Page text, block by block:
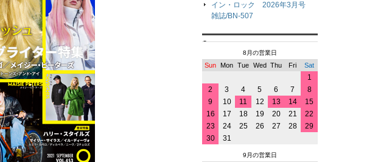
イン・ロック 2026年3月号
雑誌/BN-507
8月の営業日
Sun Mon Tue Wed Thu Fri Sat
1
2
3 4 5 6 7
8
9
10 11 12 13 14
15
16
17 18 19 20 21
22
23
24 25 26 27 28
29
30
31
9月の営業日